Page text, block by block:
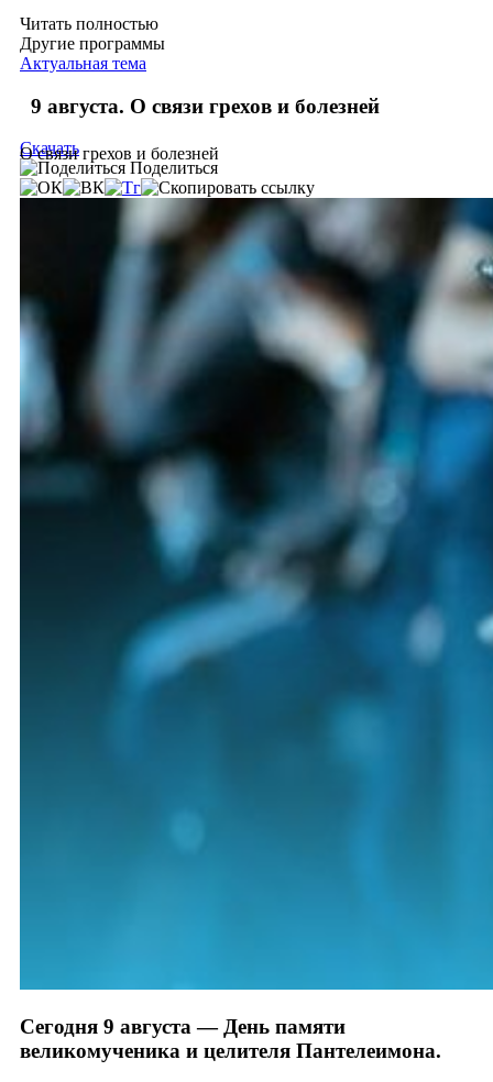
Читать полностью
Другие программы
Актуальная тема
9 августа. О связи грехов и болезней
О связи грехов и болезней
Скачать
Поделиться
Сегодня 9 августа — День памяти
великомученика и целителя Пантелеимона.